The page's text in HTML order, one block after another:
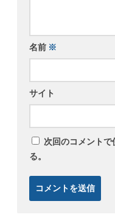
名前 ※
サイト
次回のコメント
る。